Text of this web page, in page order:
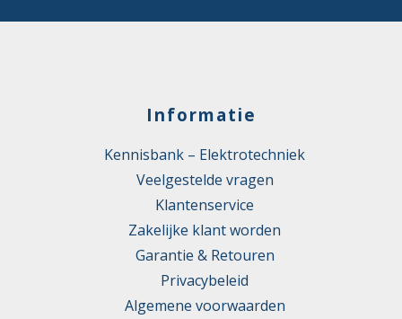
Informatie
Kennisbank – Elektrotechniek
Veelgestelde vragen
Klantenservice
Zakelijke klant worden
Garantie & Retouren
Privacybeleid
Algemene voorwaarden